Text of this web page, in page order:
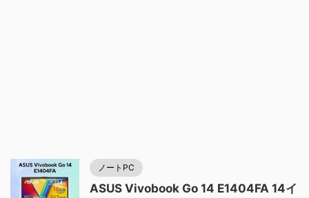
ノートPC
ASUS Vivobook Go 14 E1404FA 14イ